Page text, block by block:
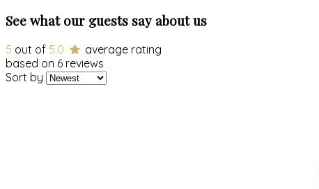
See what our guests say about us
5 out of 5.0
average rating
based on 6 reviews
Sort by